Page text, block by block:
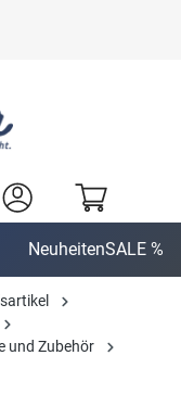
NeuheitenSALE %
und Zubehör